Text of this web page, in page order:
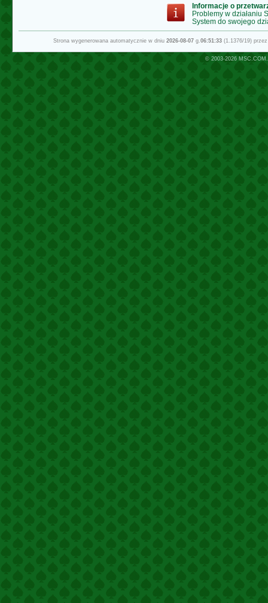
Informacje o
Problemy w działaniu
System do swojego
Strona wygenerowana automatycznie w dniu 2026-08-07g.06:51:33(1.1376/19)
© 2003-2026